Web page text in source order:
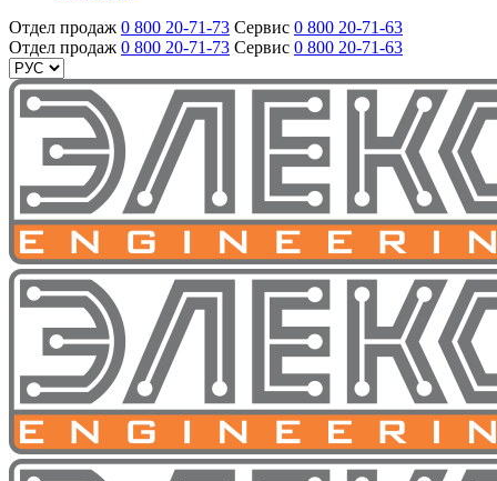
Отдел продаж 0 800 20-71-73 Сервис 0 800 20-71-63
Отдел продаж 0 800 20-71-73 Сервис 0 800 20-71-63